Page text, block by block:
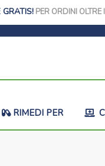
GRATIS! PER ORDINI
RIMEDI PER